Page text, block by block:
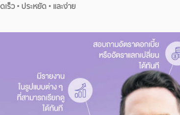
เร็ว • ประหยัด • และง่าย